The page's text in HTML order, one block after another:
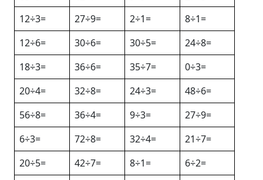
12÷3=
27÷9= 2÷1=
8÷1=
12÷6=
30÷6= 30÷5=
24÷8=
18÷3=
36÷6= 35÷7=
0÷3=
20÷4=
32÷8= 24÷3=
48÷6=
56÷8=
36÷4= 9÷3=
27÷9=
6÷3=
72÷8= 32÷4=
21÷7=
20÷5=
42÷7= 8÷1=
6÷2=